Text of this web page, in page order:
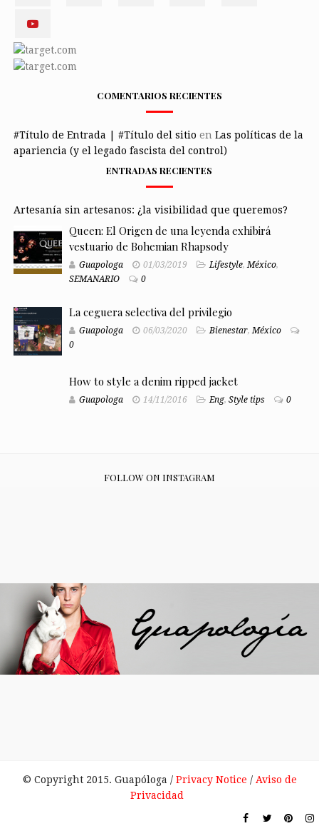
COMENTARIOS RECIENTES
#Título de Entrada | #Título del sitio en Las políticas de la
apariencia (y el legado fascista del control)
ENTRADAS RECIENTES
Artesanía sin artesanos: ¿la visibilidad que queremos?
Queen: El Origen de una leyenda exhibirá
vestuario de Bohemian Rhapsody
Guapologa 01/03/2019 Lifestyle,México,
SEMANARIO
0
La ceguera selectiva del privilegio
Guapologa 06/03/2020 Bienestar,México
0
How to style a denim ripped jacket
Guapologa 14/11/2016 Eng, Style tips 0
FOLLOW ON INSTAGRAM
© Copyright 2015. Guapóloga / Privacy Notice / Aviso de
Privacidad